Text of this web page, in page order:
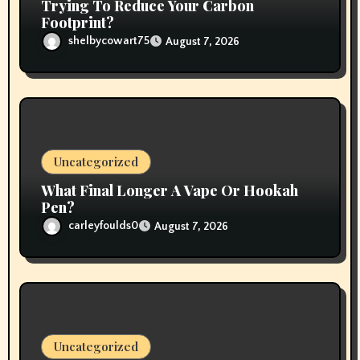
Trying To Reduce Your Carbon
Footprint?
shelbycowart75 August 7, 2026
Uncategorized
What Final Longer A Vape Or Hookah
Pen?
carleyfoulds0 August 7, 2026
Uncategorized